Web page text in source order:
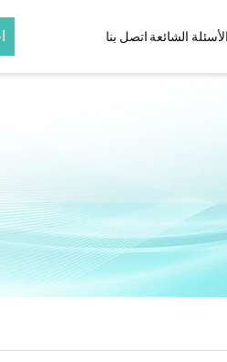
وأيونات
الأسئلة الشائعة اتصل بنا